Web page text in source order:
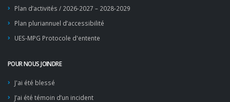
Plan d’activités / 2026-2027 – 2028-2029
Plan pluriannuel d’accessibilité
UES-MPG Protocole d'entente
POUR NOUS JOINDRE
J'ai été blessé
J’ai été témoin d’un incident